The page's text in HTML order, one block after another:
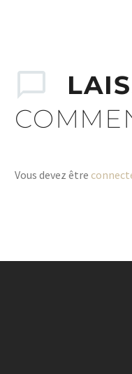
Vous devez être